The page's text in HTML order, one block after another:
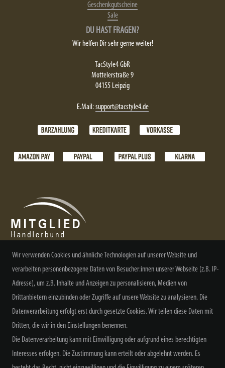
Geschenkgutscheine
Sale
DU HAST FRAGEN?
Wir helfen Dir sehr gerne weiter!
TacStyle4 GbR
Mottelerstraße 9
04155 Leipzig
E.Mail:support@tacstyle4.de
NEWSLETTER ABONNIEREN
Alle Preisangaben inkl. MwSt. zzgl. Versand
Wir verwenden Cookies und ähnliche Technologien auf unserer Website und
verarbeiten personenbezogene Daten von Besucher:innen unserer Webseite (z.B. IP-
Adresse), um z.B. Inhalte und Anzeigen zu personalisieren, Medien von
Drittanbietern einzubinden oder Zugriffe auf unsere Website zu analysieren. Die
Datenverarbeitung erfolgt erst durch gesetzte Cookies. Wir teilen diese Daten mit
Dritten, die wir in den Einstellungen benennen.
Die Datenverarbeitung kann mit Einwilligung oder aufgrund eines berechtigten
Interesses erfolgen. Die Zustimmung kann erteilt oder abgelehnt werden. Es